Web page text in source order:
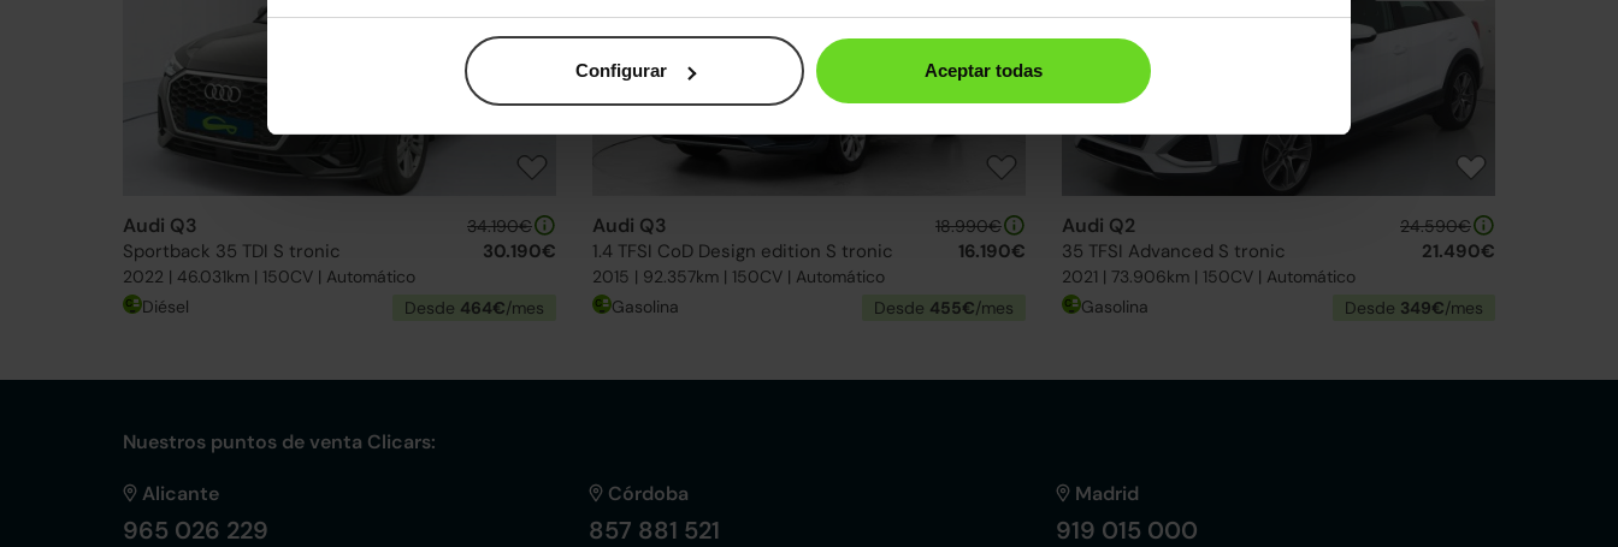
Configurar Aceptar todas
Audi Q3
Sportback 35 TDI S tronic
2022 | 46.031km | 150CV | Automático
34.190€
30.190€
Diésel Desde 464€/mes
Audi Q3
1.4 TFSI CoD Design edition S tronic
2015 | 92.357km | 150CV | Automático
18.990€
16.190€
Gasolina Desde 455€/mes
Audi Q2
35 TFSI Advanced S tronic
2021 | 73.906km | 150CV | Automático
24.590€
21.490€
Gasolina Desde 349€/mes
Nuestros puntos de venta Clicars:
Alicante
965 026 229
Córdoba
857 881 521
Madrid
919 015 000